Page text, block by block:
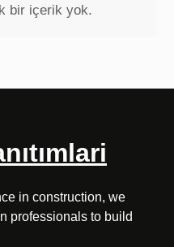
bir içerik yok.
in construction, we
professionals to build